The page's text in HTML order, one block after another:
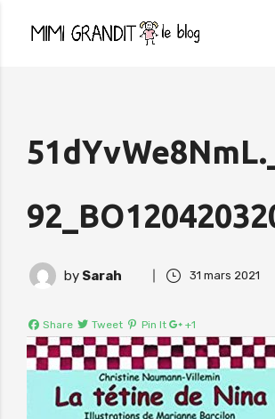
by Sarah 31 mars 2021
Share Tweet Pin It +1